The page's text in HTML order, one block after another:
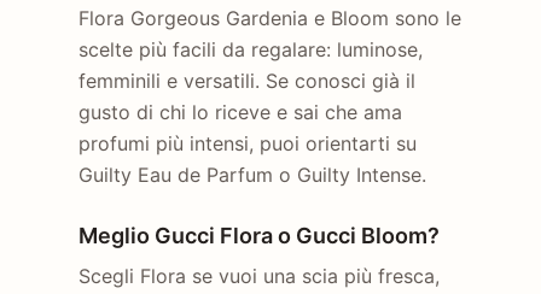
Flora Gorgeous Gardenia e Bloom sono le
scelte più facili da regalare: luminose,
femminili e versatili. Se conosci già il
gusto di chi lo riceve e sai che ama
profumi più intensi, puoi orientarti su
Guilty Eau de Parfum o Guilty Intense.
Meglio Gucci Flora o Gucci Bloom?
Scegli Flora se vuoi una scia più fresca,